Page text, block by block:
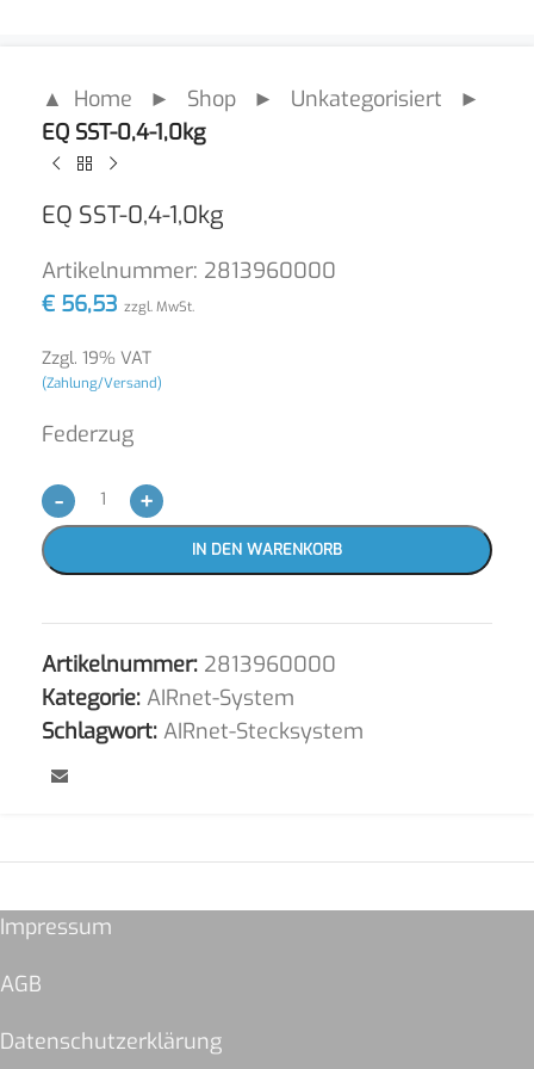
▲ Home ► Shop ► Unkategorisiert ►
EQ SST-0,4-1,0kg
EQ SST-0,4-1,0kg
Artikelnummer: 2813960000
€ 56,53 zzgl. MwSt.
Zzgl. 19% VAT
(Zahlung/Versand)
Federzug
- +
IN DEN WARENKORB
Artikelnummer: 2813960000
Kategorie: AIRnet-System
Schlagwort: AIRnet-Stecksystem
Impressum
AGB
Datenschutzerklärung